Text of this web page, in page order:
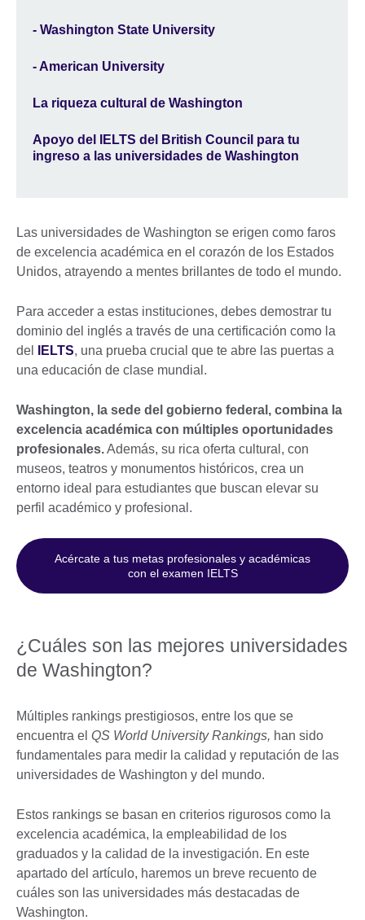
- Washington State University
- American University
La riqueza cultural de Washington
Apoyo del IELTS del British Council para tu
ingreso a las universidades de Washington
Las universidades de Washington se erigen como faros
de excelencia académica en el corazón de los Estados
Unidos, atrayendo a mentes brillantes de todo el mundo.
Para acceder a estas instituciones, debes demostrar tu
dominio del inglés a través de una certificación como la
del
IELTS, una prueba crucial que te abre las puertas a
una educación de clase mundial.
Washington, la sede del gobierno federal, combina la
excelencia académica con múltiples oportunidades
profesionales.Además, su rica oferta cultural, con
museos, teatros y monumentos históricos, crea un
entorno ideal para estudiantes que buscan elevar su
perfil académico y profesional.
Acércate a tus metas profesionales y académicas
con el examen IELTS
¿Cuáles son las mejores universidades
de Washington?
Múltiples rankings prestigiosos, entre los que se
encuentra el QS World University Rankings, han sido
fundamentales para medir la calidad y reputación de las
universidades de Washington y del mundo.
Estos rankings se basan en criterios rigurosos como la
excelencia académica, la empleabilidad de los
graduados y la calidad de la investigación. En este
apartado del artículo, haremos un breve recuento de
cuáles son las universidades más destacadas de
Washington.